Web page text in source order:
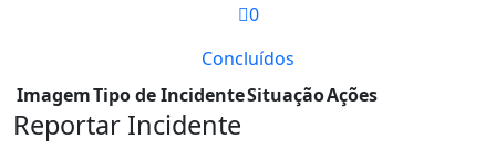
0
Concluídos
ImagemTipo de IncidenteSituaçãoAções
Reportar Incidente